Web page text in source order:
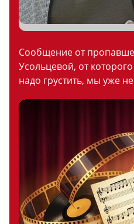
Сообщение от
Усольцевой, от
надо грустить, мы уже